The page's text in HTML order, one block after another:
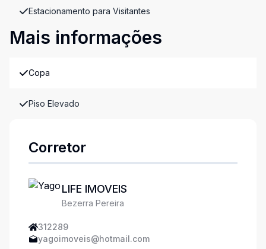
Estacionamento para Visitantes
Mais informações
Copa
Piso Elevado
Corretor
LIFE IMOVEIS
Bezerra Pereira
312289
yagoimoveis@hotmail.com